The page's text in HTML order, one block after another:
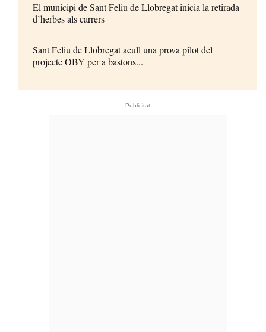
El municipi de Sant Feliu de Llobregat inicia la retirada
d’herbes als carrers
Sant Feliu de Llobregat acull una prova pilot del
projecte OBY per a bastons...
- Publicitat -